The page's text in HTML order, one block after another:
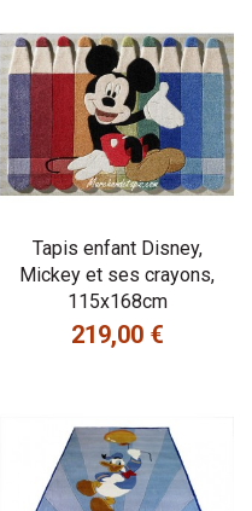
Tapis enfant Disney,
Mickey et ses crayons,
115x168cm
Prix
219,00 €